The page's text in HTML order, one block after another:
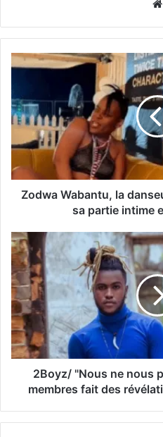
Zodwa Wabantu, la
sa partie intime
2Boyz/ "Nous ne nous
membres fait des